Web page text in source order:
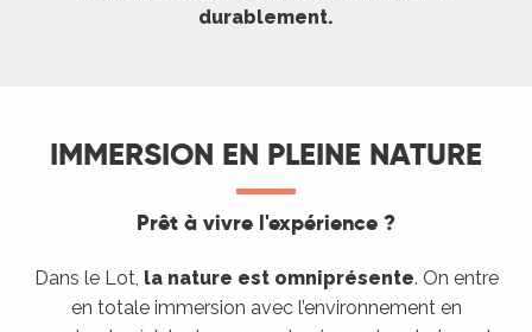
durablement.
IMMERSION EN PLEINE NATURE
Prêt à vivre l'expérience ?
Dans le Lot, la nature est omniprésente. On entre
en totale immersion avec l’environnement en